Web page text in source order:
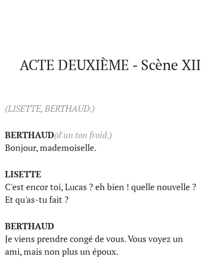
ACTE DEUXIÈME - Scène XII
(LISETTE, BERTHAUD.)
BERTHAUD(d'un ton froid.)
Bonjour, mademoiselle.
LISETTE
C'est encor toi, Lucas ? eh bien ! quelle nouvelle ?
Et qu'as-tu fait ?
BERTHAUD
Je viens prendre congé de vous. Vous voyez un
ami, mais non plus un époux.